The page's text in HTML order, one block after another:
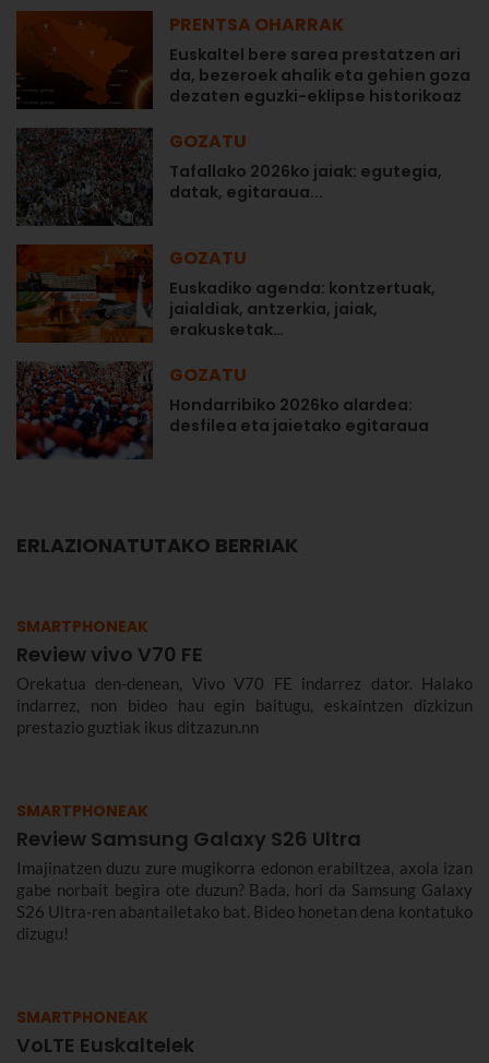
PRENTSA OHARRAK
Euskaltel bere sarea prestatzen ari
da, bezeroek ahalik eta gehien goza
dezaten eguzki-eklipse historikoaz
GOZATU
Tafallako 2026ko jaiak: egutegia,
datak, egitaraua...
GOZATU
Euskadiko agenda: kontzertuak,
jaialdiak, antzerkia, jaiak,
erakusketak…
GOZATU
Hondarribiko 2026ko alardea:
desfilea eta jaietako egitaraua
ERLAZIONATUTAKO BERRIAK
SMARTPHONEAK
Review vivo V70 FE
Orekatua den-denean, Vivo V70 FE indarrez dator. Halako
indarrez, non bideo hau egin baitugu, eskaintzen dizkizun
prestazio guztiak ikus ditzazun.nn
SMARTPHONEAK
Review Samsung Galaxy S26 Ultra
Imajinatzen duzu zure mugikorra edonon erabiltzea, axola izan
gabe norbait begira ote duzun? Bada, hori da Samsung Galaxy
S26 Ultra-ren abantailetako bat. Bideo honetan dena kontatuko
dizugu!
SMARTPHONEAK
VoLTE Euskaltelek